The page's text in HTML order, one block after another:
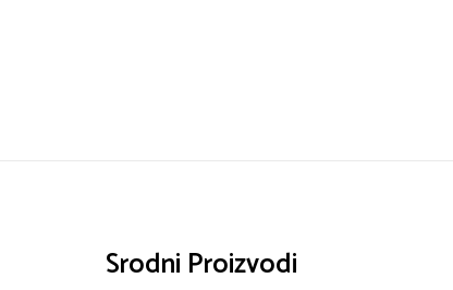
Srodni Proizvodi